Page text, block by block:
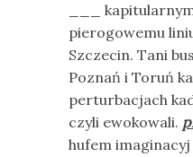
___
pierogowemu
Szczecin. Tani
Poznań i Toruń
perturbacjach
czyli ewokowali.
hufem